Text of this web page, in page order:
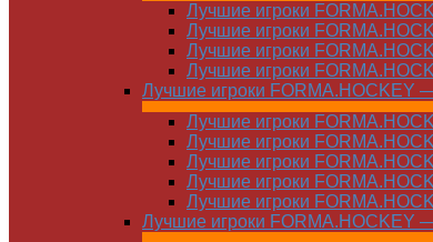
Лучшие игроки
Лучшие игроки
Лучшие игроки
Лучшие игроки
Лучшие игроки FORMA.HOCKEY
Лучшие игроки
Лучшие игроки
Лучшие игроки
Лучшие игроки
Лучшие игроки
Лучшие игроки FORMA.HOCKEY